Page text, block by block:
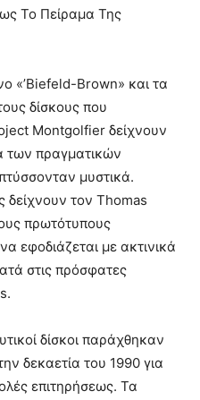
Το Πείραμα Της
«’Biefeld-Brown» και τα
δίσκους που
Montgolfier δείχνουν
των πραγματικών
μυστικά.
δείχνουν τον Thomas
πρωτότυπους
εφοδιάζεται με ακτινικά
στις πρόσφατες
δίσκοι παράχθηκαν
δεκαετία του 1990 για
επιτηρήσεως. Τα